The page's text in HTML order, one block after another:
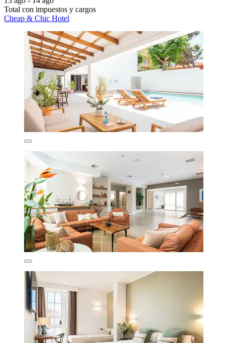
Total con impuestos y cargos
Cheap & Chic Hotel